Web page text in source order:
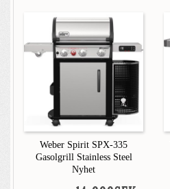
Weber Spirit SPX-335
Gasolgrill Stainless Steel
Nyhet